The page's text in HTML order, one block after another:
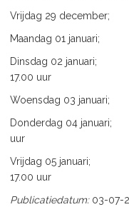
Vrijdag 29
Maandag 01
Dinsdag 02
17.00 uur
Woensdag 03
Donderdag 04
uur
Vrijdag 05
17.00 uur
Publicatiedatum: 03-07-